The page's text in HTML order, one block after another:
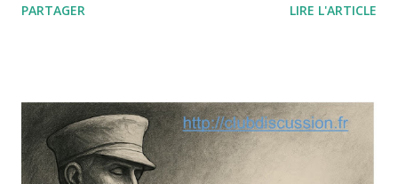
en insérant la dignité de la personne humaine à la liste des
de ces principes dégagés par la jurisprudence
administrative ou constitutionnelle. Le paradoxe de cette
affaire est le suivant : le nain était parfaitement consentant
PARTAGER LIRE L'ARTICLE